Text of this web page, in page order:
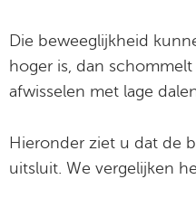
Die beweeglijkheid
hoger is, dan
afwisselen met lage
Hieronder ziet u dat de
uitsluit. We vergelijken